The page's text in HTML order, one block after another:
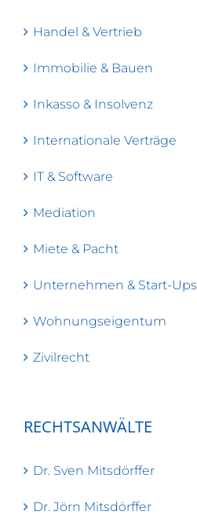
Handel & Vertrieb
Immobilie & Bauen
Inkasso & Insolvenz
Internationale Verträge
IT & Software
Mediation
Miete & Pacht
Unternehmen & Start-Ups
Wohnungseigentum
Zivilrecht
RECHTSANWÄLTE
Dr. Sven Mitsdörffer
Dr. Jörn Mitsdörffer